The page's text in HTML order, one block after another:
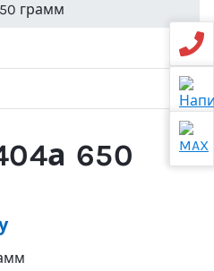
грамм
650